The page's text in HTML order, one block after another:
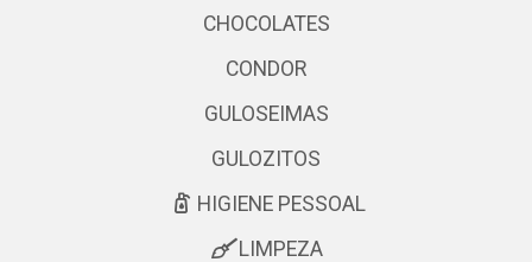
CHOCOLATES
CONDOR
GULOSEIMAS
GULOZITOS
HIGIENE PESSOAL
LIMPEZA